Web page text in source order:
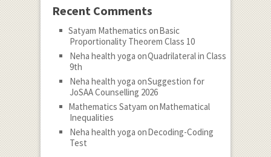
Recent Comments
Satyam Mathematics onBasic
Proportionality Theorem Class 10
Neha health yoga onQuadrilateral in Class
9th
Neha health yoga onSuggestion for
JoSAA Counselling 2026
Mathematics Satyam onMathematical
Inequalities
Neha health yoga onDecoding-Coding
Test